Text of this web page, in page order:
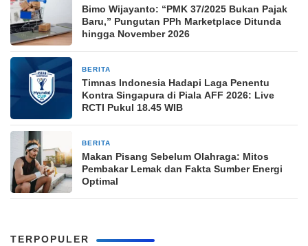
Bimo Wijayanto: “PMK 37/2025 Bukan Pajak
Baru,” Pungutan PPh Marketplace Ditunda
hingga November 2026
BERITA
Timnas Indonesia Hadapi Laga Penentu
Kontra Singapura di Piala AFF 2026: Live
RCTI Pukul 18.45 WIB
BERITA
Makan Pisang Sebelum Olahraga: Mitos
Pembakar Lemak dan Fakta Sumber Energi
Optimal
TERPOPULER